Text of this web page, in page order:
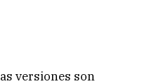
versiones son